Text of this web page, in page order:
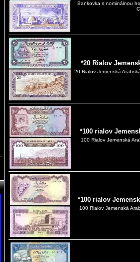
Bankovka s nominálnou
*20 Rialov
20 Rialov Jemenská
*100 rialov
100 Rialov Jemenská
*100 rialov
100 Rialov Jemenská